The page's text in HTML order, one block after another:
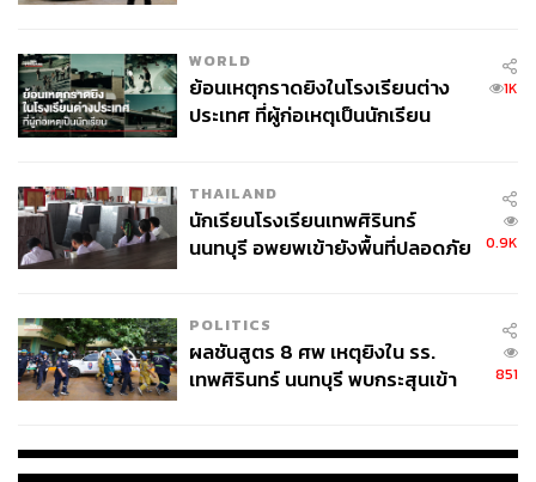
WORLD
ย้อนเหตุกราดยิงในโรงเรียนต่าง
ประเทศ ที่ผู้ก่อเหตุเป็นนักเรียน
1K
THAILAND
นักเรียนโรงเรียนเทพศิรินทร์
นนทบุรี อพยพเข้ายังพื้นที่ปลอดภัย
0.9K
POLITICS
ผลชันสูตร 8 ศพ เหตุยิงใน รร.
เทพศิรินทร์ นนทบุรี พบกระสุนเข้า
851